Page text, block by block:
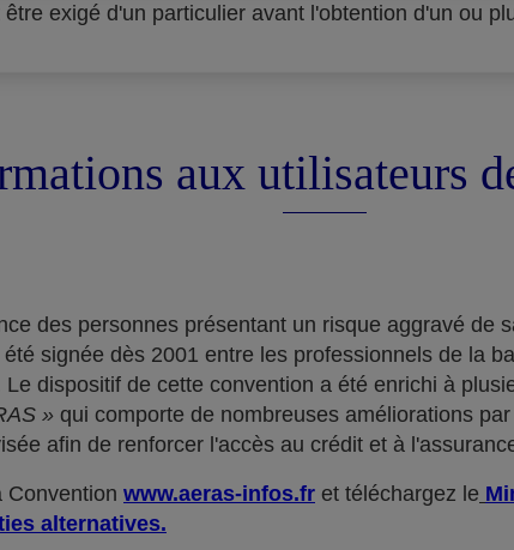
exigé d'un particulier avant l'obtention d'un ou
aux utilisateurs
des personnes présentant un risque aggravé de
été signée dès 2001 entre les professionnels de la
dispositif de cette convention a été enrichi à
» qui comporte de nombreuses améliorations
afin de renforcer l'accès au crédit et à
Convention www.aeras-infos.fr et téléchargez le
alternatives.